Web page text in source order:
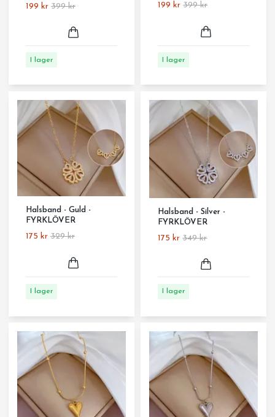
199 kr 399 kr
I lager
199 kr 399 kr
I lager
Halsband - Guld -
FYRKLÖVER
175 kr 329 kr
I lager
Halsband - Silver -
FYRKLÖVER
175 kr 349 kr
I lager